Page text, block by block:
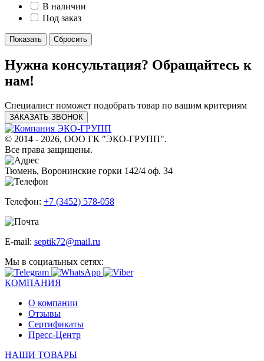
В наличии
Под заказ
Нужна консультация? Обращайтесь к
нам!
Специалист поможет подобрать товар по вашим критериям
ЗАКАЗАТЬ ЗВОНОК
© 2014 - 2026, ООО ГК "ЭКО-ГРУПП".
Все права защищены.
Тюмень, Воронинские горки 142/4 оф. 34
Телефон: +7 (3452) 578-058
E-mail: septik72@mail.ru
Мы в социальных сетях:
КОМПАНИЯ
О компании
Отзывы
Сертификаты
Пресс-Центр
НАШИ ТОВАРЫ